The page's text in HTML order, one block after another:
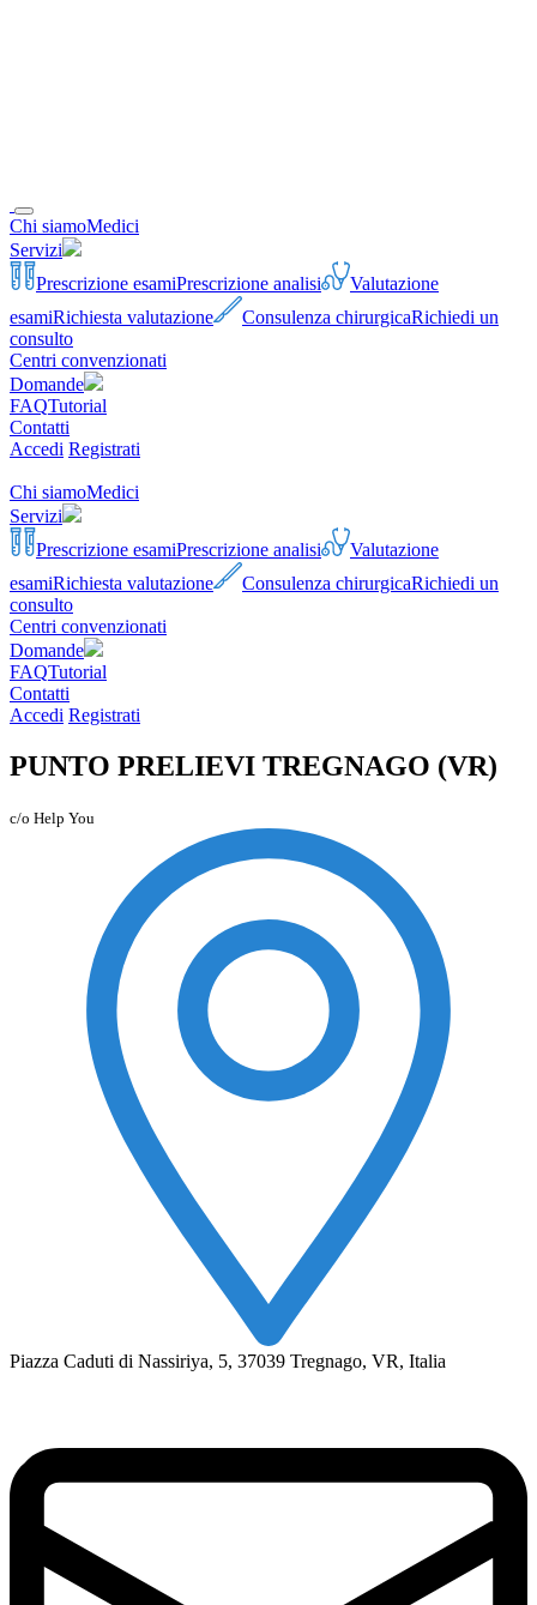
Chi siamoMedici
Servizi
Prescrizione esamiPrescrizione analisi
Valutazione
esamiRichiesta valutazione Consulenza chirurgicaRichiedi un
consulto
Centri convenzionati
Domande
FAQTutorial
Contatti
Accedi Registrati
Chi siamoMedici
Servizi
Prescrizione esamiPrescrizione analisi
Valutazione
esamiRichiesta valutazione Consulenza chirurgicaRichiedi un
consulto
Centri convenzionati
Domande
FAQTutorial
Contatti
Accedi Registrati
PUNTO PRELIEVI TREGNAGO (VR)
c/o Help You
Piazza Caduti di Nassiriya, 5, 37039 Tregnago, VR, Italia